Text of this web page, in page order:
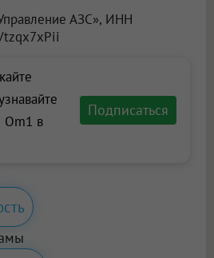
АЗС», ИНН
Om1 в
Подписаться